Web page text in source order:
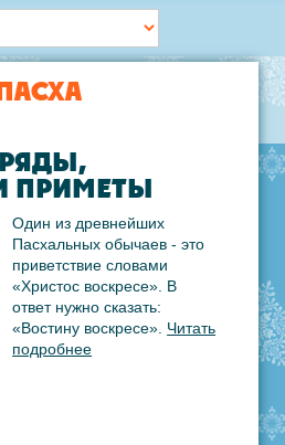
ПРИМЕТЫ
Один из древнейших
Пасхальных обычаев - это
приветствие словами
«Христос воскресе». В
ответ нужно сказать:
«Востину воскресе». Читать
подробнее